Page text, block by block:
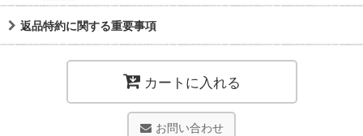
返品特約に関する重要事項
カートに入れる
お問い合わせ